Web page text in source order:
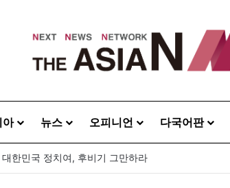
아 뉴스 오피니언 다국어판
한민국 정치여, 후비기 그만하라